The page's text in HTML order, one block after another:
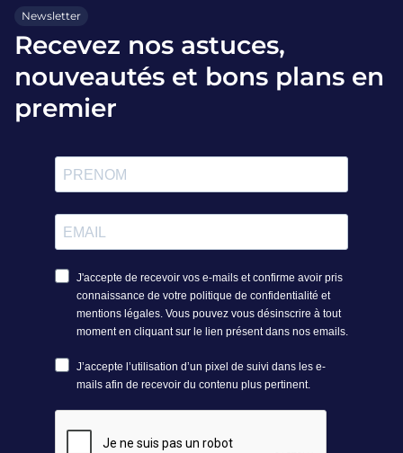
Newsletter
Recevez nos astuces,
nouveautés et bons plans en
premier